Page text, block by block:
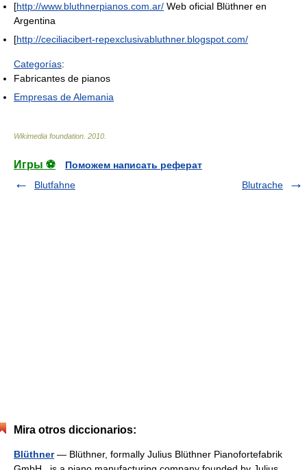
[http://www.bluthnerpianos.com.ar/ Web oficial Blüthner en
Argentina
[http://ceciliacibert-repexclusivabluthner.blogspot.com/
Categorías:
Fabricantes de pianos
Empresas de Alemania
Wikimedia foundation 2010
Игры ⚽
Поможем написать реферат
Blutfahne
Blutrache
Mira otros diccionarios:
Blüthner— Blüthner, formally Julius Blüthner Pianofortefabrik